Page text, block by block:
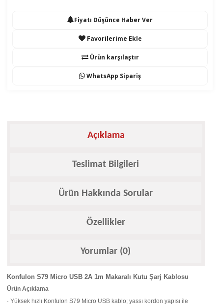
Fiyatı Düşünce Haber Ver
Favorilerime Ekle
Ürün karşılaştır
WhatsApp Sipariş
Açıklama
Teslimat Bilgileri
Ürün Hakkında Sorular
Özellikler
Yorumlar (0)
Konfulon S79 Micro USB 2A 1m Makaralı Kutu Şarj Kablosu
Ürün Açıklama
· Yüksek hızlı Konfulon S79 Micro USB kablo; yassı kordon yapısı ile